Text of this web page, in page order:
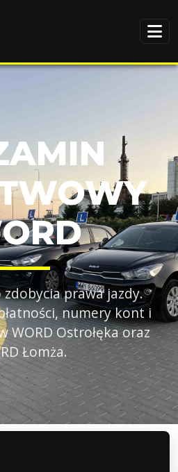
prawa jazdy.
numery kont i
WORD Ostrołęka oraz
Łomża.